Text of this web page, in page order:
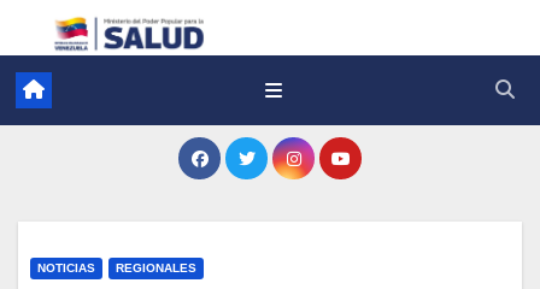
NOTICIAS REGIONALES